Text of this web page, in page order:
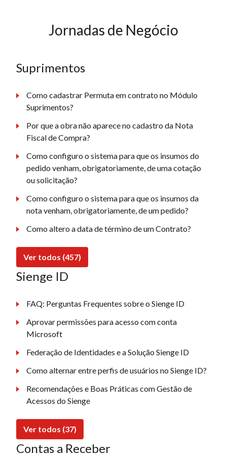
Jornadas de Negócio
Suprimentos
Como cadastrar Permuta em contrato no Módulo
Suprimentos?
Por que a obra não aparece no cadastro da Nota
Fiscal de Compra?
Como configuro o sistema para que os insumos do
pedido venham, obrigatoriamente, de uma cotação
ou solicitação?
Como configuro o sistema para que os insumos da
nota venham, obrigatoriamente, de um pedido?
Como altero a data de término de um Contrato?
Ver todos (457)
Sienge ID
FAQ: Perguntas Frequentes sobre o Sienge ID
Aprovar permissões para acesso com conta
Microsoft
Federação de Identidades e a Solução Sienge ID
Como alternar entre perfis de usuários no Sienge ID?
Recomendações e Boas Práticas com Gestão de
Acessos do Sienge
Ver todos (37)
Contas a Receber